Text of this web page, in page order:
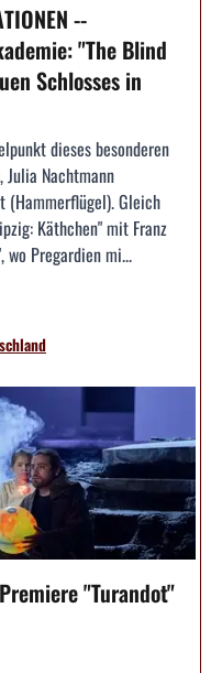
--
"The Blind
Schlosses in
dieses besonderen
Julia Nachtmann
(Hammerflügel). Gleich
Käthchen" mit Franz
wo Pregardien mi...
Premiere "Turandot"